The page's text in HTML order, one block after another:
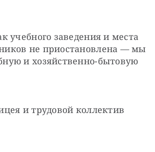
учебного заведения и места
не приостановлена — мы
и хозяйственно-бытовую
и трудовой коллектив